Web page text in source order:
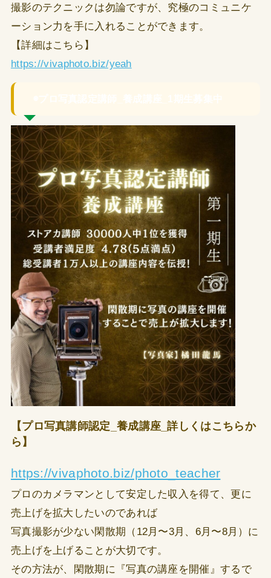
撮影のテクニックは勿論ですが、究極のコミュニケ
ーション力を手に入れることができます。
【詳細はこちら】
https://vivaphoto.biz/yeah
【プロ写真講師認定_養成講座_詳しくはこちらか
ら】
https://vivaphoto.biz/photo_teacher
プロのカメラマンとして安定した収入を得て、更に
売上げを拡大したいのであれば
写真撮影が少ない閑散期（12月〜3月、6月〜8月）に
売上げを上げることが大切です。
その方法が、閑散期に『写真の講座を開催』するで